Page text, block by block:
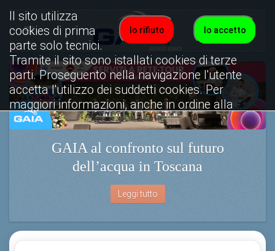
GAIA al confronto sul futuro
dell’acqua in Toscana
Leggi tutto
Io accetto
Io rifiuto
Il sito utilizza
cookies di prima
parte solo tecnici.
Tramite il sito sono istallati cookies di terze
parti. Proseguento nella navigazione l'utente
accetta l'utilizzo dei suddetti cookies. Per
maggiori informazioni, anche in ordine alla
disattivazione, è possibile consultare
l'informativa cookies completa.
Visualizza informativa completa.